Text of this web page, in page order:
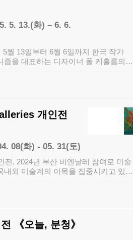
5. 13.(화) – 6. 6.
월 13일부터 6월 6일까지 한국 작가
즘을 대표하는 디자이너 폴 케홀름의
개인전
08(화) - 05. 31(토)
전, 2024년 부산 비엔날레 참여로 미술
내외 미술계의 이목을 집중시키고 있는
《오늘, 분청》